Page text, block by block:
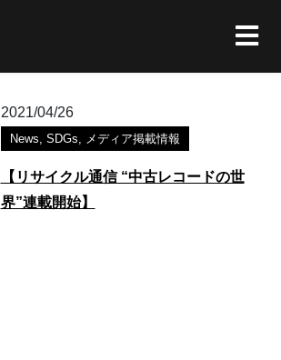
2021/04/26
News, SDGs, メディア掲載情報
【リサイクル通信 “中古レコードの世
界”連載開始】